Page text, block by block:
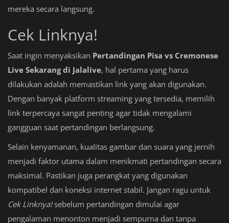
mereka secara langsung.
Cek Linknya!
Saat ingin menyaksikan Pertandingan Pisa vs Cremonese
Live Sekarang di Jalalive, hal pertama yang harus
dilakukan adalah memastikan link yang akan digunakan.
Dengan banyak platform streaming yang tersedia, memilih
link terpercaya sangat penting agar tidak mengalami
gangguan saat pertandingan berlangsung.
Selain kenyamanan, kualitas gambar dan suara yang jernih
menjadi faktor utama dalam menikmati pertandingan secara
maksimal. Pastikan juga perangkat yang digunakan
kompatibel dan koneksi internet stabil. Jangan ragu untuk
Cek Linknya!sebelum pertandingan dimulai agar
pengalaman menonton menjadi sempurna dan tanpa